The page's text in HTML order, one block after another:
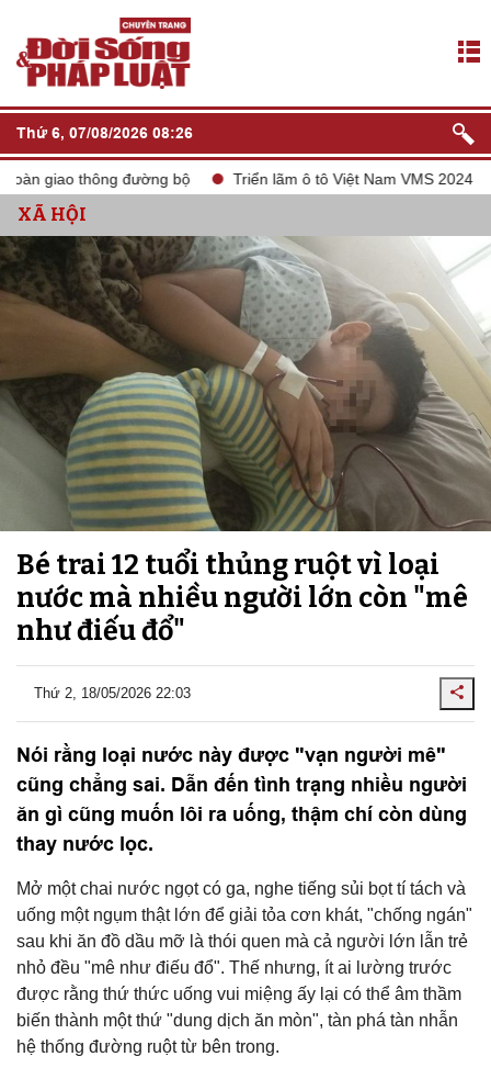
Thứ 6, 07/08/2026 08:26
thông đường bộ Triển lãm ô tô Việt Nam VMS 2024 tắt
XÃ HỘI
Bé trai 12 tuổi thủng ruột vì loại
nước mà nhiều người lớn còn "mê
như điếu đổ"
Thứ 2, 18/05/2026 22:03
Nói rằng loại nước này được "vạn người mê"
cũng chẳng sai. Dẫn đến tình trạng nhiều người
ăn gì cũng muốn lôi ra uống, thậm chí còn dùng
thay nước lọc.
Mở một chai nước ngọt có ga, nghe tiếng sủi bọt tí tách và
uống một ngụm thật lớn để giải tỏa cơn khát, "chống ngán"
sau khi ăn đồ dầu mỡ là thói quen mà cả người lớn lẫn trẻ
nhỏ đều "mê như điếu đổ". Thế nhưng, ít ai lường trước
được rằng thứ thức uống vui miệng ấy lại có thể âm thầm
biến thành một thứ "dung dịch ăn mòn", tàn phá tàn nhẫn
hệ thống đường ruột từ bên trong.